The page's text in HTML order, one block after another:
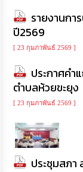
กิจการ
สภา
ท้อง
ถิ่น
ของ
เรา
การ
จัดการ
ความ
รู้
รายงานกา
ปี2569
[ 23 กุมภาพันธ์ 2569 ]
ประกาศคำ
ตำบลห้วยขะยุง
[ 23 กุมภาพันธ์ 2569 ]
ประชุมสภ